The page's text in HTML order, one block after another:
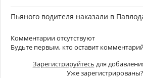
Пьяного водителя наказали в
Комментарии отсутствуют
Будьте первым, кто оставит
Зарегистрируйтесь для
Уже зарегистрированы?